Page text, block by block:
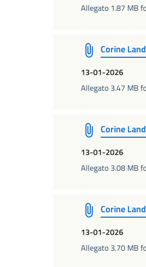
Allegato 1.87 MB
Corine
13-01-2026
Allegato 3.47 MB
Corine
13-01-2026
Allegato 3.08 MB
Corine
13-01-2026
Allegato 3.70 MB